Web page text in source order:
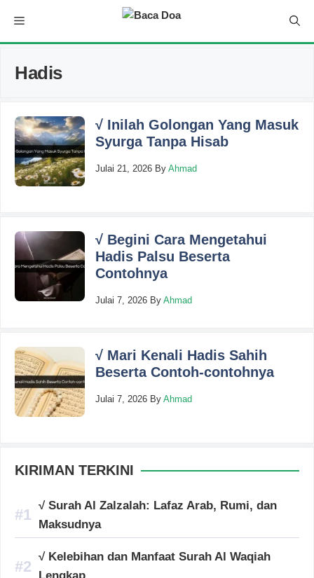
content
Menu
Hadis
√ Inilah Golongan Yang Masuk
Syurga Tanpa Hisab
Julai 21, 2026 By Ahmad
√ Begini Cara Mengetahui
Hadis Palsu Beserta
Contohnya
Julai 7, 2026 By Ahmad
√ Mari Kenali Hadis Sahih
Beserta Contoh-contohnya
Julai 7, 2026 By Ahmad
KIRIMAN TERKINI
√ Surah Al Zalzalah: Lafaz Arab, Rumi, dan
Maksudnya
√ Kelebihan dan Manfaat Surah Al Waqiah